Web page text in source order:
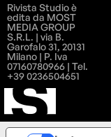
Rivista Studio è
edita da MOST
MEDIA GROUP
S.R.L. | via B.
Garofalo 31, 20131
Milano | P. Iva
07160780966 | Tel.
+39 0236504651